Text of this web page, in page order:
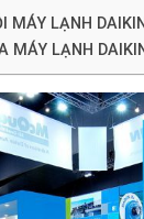
MÁY LẠNH
MÁY LẠNH